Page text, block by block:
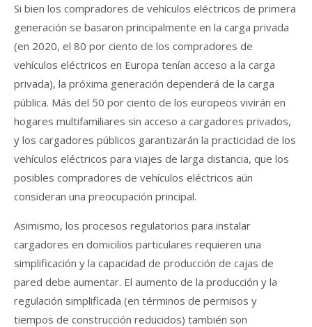
Si bien los compradores de vehículos eléctricos de primera
generación se basaron principalmente en la carga privada
(en 2020, el 80 por ciento de los compradores de
vehículos eléctricos en Europa tenían acceso a la carga
privada), la próxima generación dependerá de la carga
pública. Más del 50 por ciento de los europeos vivirán en
hogares multifamiliares sin acceso a cargadores privados,
y los cargadores públicos garantizarán la practicidad de los
vehículos eléctricos para viajes de larga distancia, que los
posibles compradores de vehículos eléctricos aún
consideran una preocupación principal.
Asimismo, los procesos regulatorios para instalar
cargadores en domicilios particulares requieren una
simplificación y la capacidad de producción de cajas de
pared debe aumentar. El aumento de la producción y la
regulación simplificada (en términos de permisos y
tiempos de construcción reducidos) también son